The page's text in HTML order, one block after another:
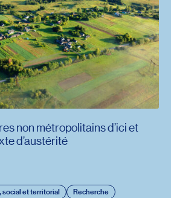
et territorial Recherche
non métropolitains d’ici et
d’austérité